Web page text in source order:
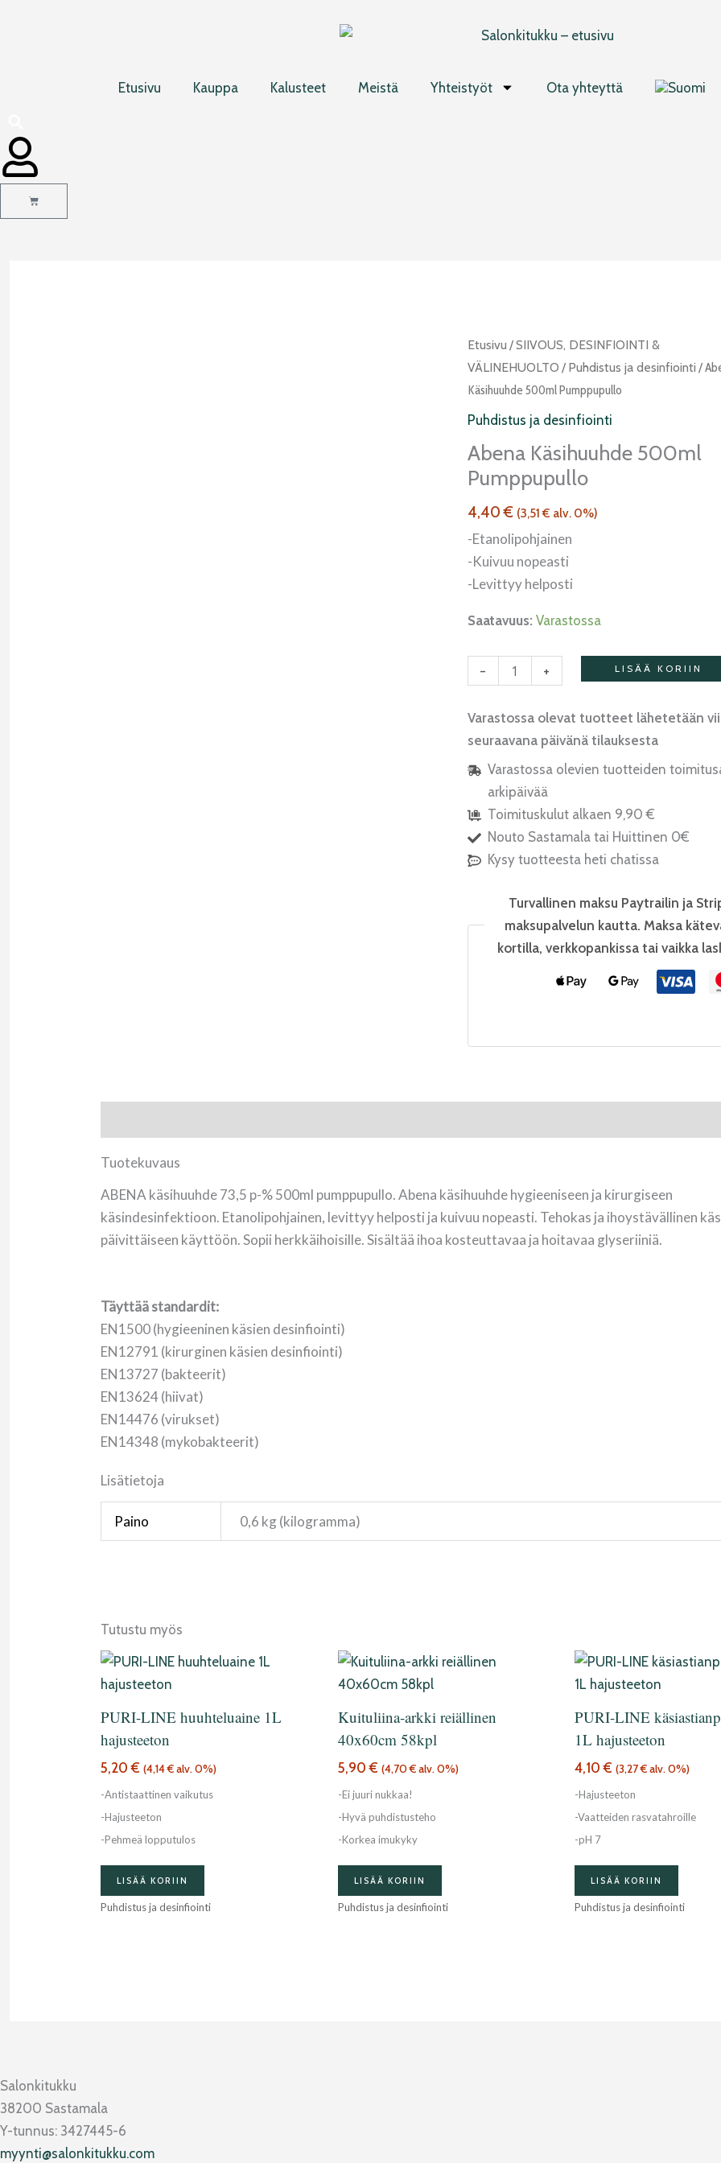
Etusivu Kauppa Kalusteet Meistä Yhteistyöt Ota yhteyttä
Cart
Etusivu /SIIVOUS, DESINFIOINTI &
VÄLINEHUOLTO / Puhdistus ja desinfiointi /
Käsihuuhde 500ml Pumppupullo
Puhdistus ja desinfiointi
Abena Käsihuuhde 500ml
Pumppupullo
4,40€ (3,51€ alv. 0%)
-Etanolipohjainen
-Kuivuu nopeasti
-Levittyy helposti
Saatavuus: Varastossa
-
Abena
käsihuuhde
500ml
pumppupullo
+ LISÄÄ KORIIN
Varastossa olevat tuotteet lähetetään
seuraavana päivänä tilauksesta
Varastossa olevien tuotteiden
arkipäivää
Toimituskulut alkaen 9,90 €
Nouto Sastamala tai Huittinen 0€
Kysy tuotteesta heti chatissa
Turvallinen maksu Paytrailin ja
maksupalvelun kautta. Maksa
kortilla, verkkopankissa tai vaikka
Tuotekuvaus
ABENA käsihuuhde 73,5 p-% 500ml pumppupullo. Abena käsihuuhde hygieeniseen ja kirurgiseen
käsindesinfektioon. Etanolipohjainen, levittyy helposti ja kuivuu nopeasti. Tehokas ja ihoystävällinen
päivittäiseen käyttöön. Sopii herkkäihoisille. Sisältää ihoa kosteuttavaa ja hoitavaa glyseriiniä.
Täyttää standardit:
EN1500 (hygieeninen käsien desinfiointi)
EN12791 (kirurginen käsien desinfiointi)
EN13727 (bakteerit)
EN13624 (hiivat)
EN14476 (virukset)
EN14348 (mykobakteerit)
Lisätietoja
Paino 0,6 kg (kilogramma)
Tutustu myös
PURI-LINE huuhteluaine 1L
hajusteeton
5,20€ (4,14€alv. 0%)
-Antistaattinen vaikutus
-Hajusteeton
-Pehmeä lopputulos
LISÄÄ KORIIN
Puhdistus ja desinfiointi
Kuituliina-arkki reiällinen
40x60cm 58kpl
5,90€ (4,70€alv. 0%)
-Ei juuri nukkaa!
-Hyvä puhdistusteho
-Korkea imukyky
LISÄÄ KORIIN
Puhdistus ja desinfiointi
PURI-LINE
1L hajusteeton
4,10€ (3,27€alv. 0%)
-Hajusteeton
-Vaatteiden rasvatahroille
-pH 7
LISÄÄ KORIIN
Puhdistus ja desinfiointi
Salonkitukku
38200 Sastamala
Y-tunnus: 3427445-6
myynti@salonkitukku.com